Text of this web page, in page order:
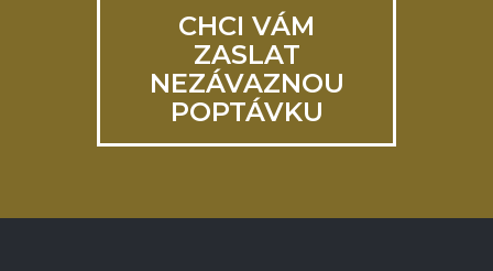
CHCI VÁM
ZASLAT
NEZÁVAZNOU
POPTÁVKU